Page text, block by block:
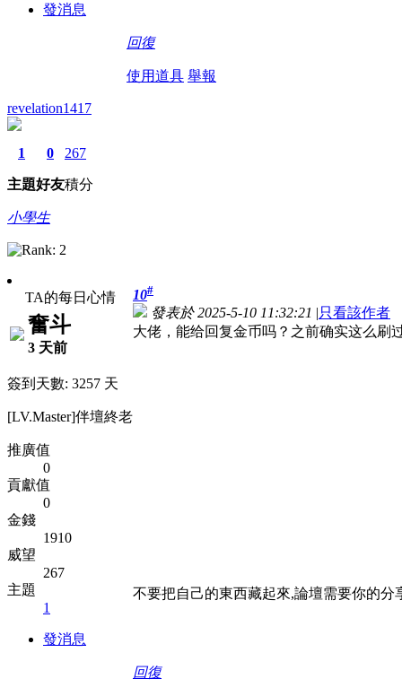
發消息
回復
使用道具 舉報
revelation1417
1
主題
0
好友
267
積分
小學生
TA的每日心情
奮斗
3 天前
簽到天數: 3257 天
[LV.Master]伴壇終老
推廣值
0
貢獻值
0
金錢
1910
威望
267
主題
1
發消息
10#
發表於 2025-5-10 11:32:21 |只看該作者
大佬，能给回复金币吗？之前确实这么刷
不要把自己的東西藏起來,論壇需要你的分
回復